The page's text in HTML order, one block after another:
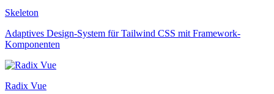
Skeleton
Adaptives Design-System für Tailwind CSS mit Framework-
Komponenten
Radix Vue